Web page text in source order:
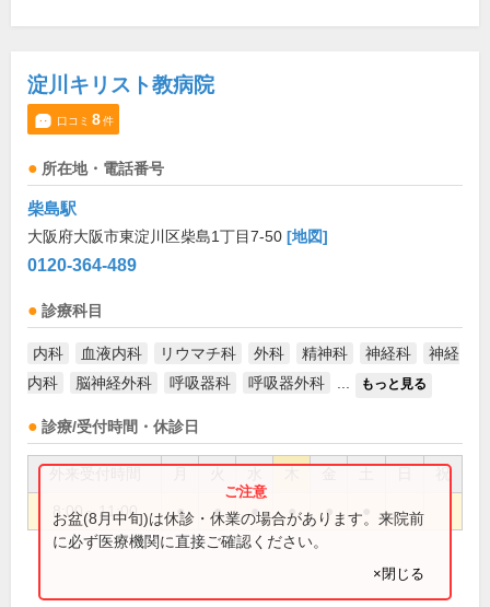
淀川キリスト教病院
口コミ 8件
所在地・電話番号
柴島駅
大阪府大阪市東淀川区柴島1丁目7-50 [地図]
0120-364-489
診療科目
内科 血液内科 リウマチ科 外科 精神科 神経科
神経
内科
脳神経外科 呼吸器科 呼吸器外科 もっと見る
診療/受付時間・休診日
祝
8:00～11:00 ● ● ● ● ●
お盆(8月中旬)は休診・休業の場合があります。来院前
に必ず医療機関に直接ご確認ください。
×閉じる